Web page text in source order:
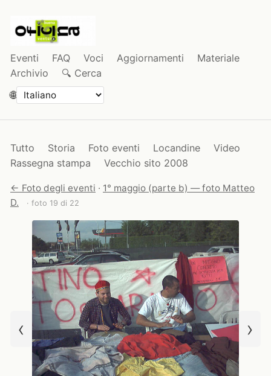
Eventi FAQ Voci Aggiornamenti
Materiale
Archivio
🔍 Cerca
🌐
Tutto Storia Foto eventi Locandine
Video
Rassegna stampa
Vecchio sito 2008
← Foto degli eventi · 1° maggio (parte b) — foto Matteo
D.
· foto 19 di 22
‹ ›